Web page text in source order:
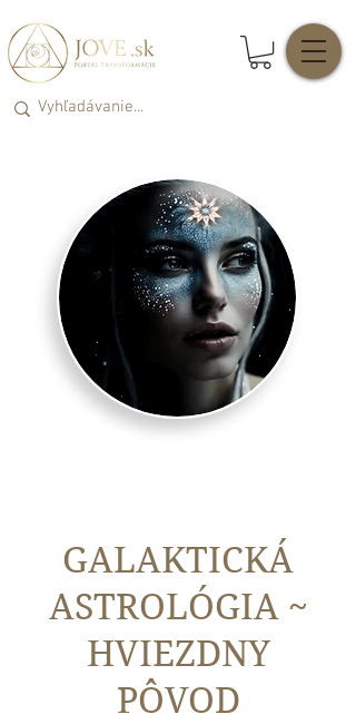
GALAKTICKÁ
ASTROLÓGIA ~
HVIEZDNY
PÔVOD